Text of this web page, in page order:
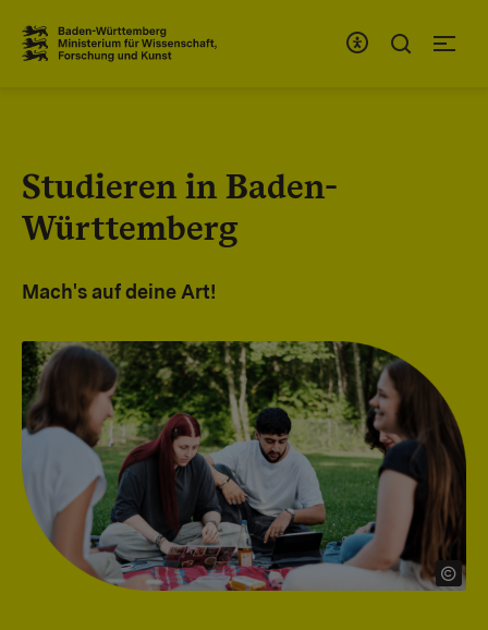
Studieren in Baden-
Württemberg
Mach's auf deine Art!